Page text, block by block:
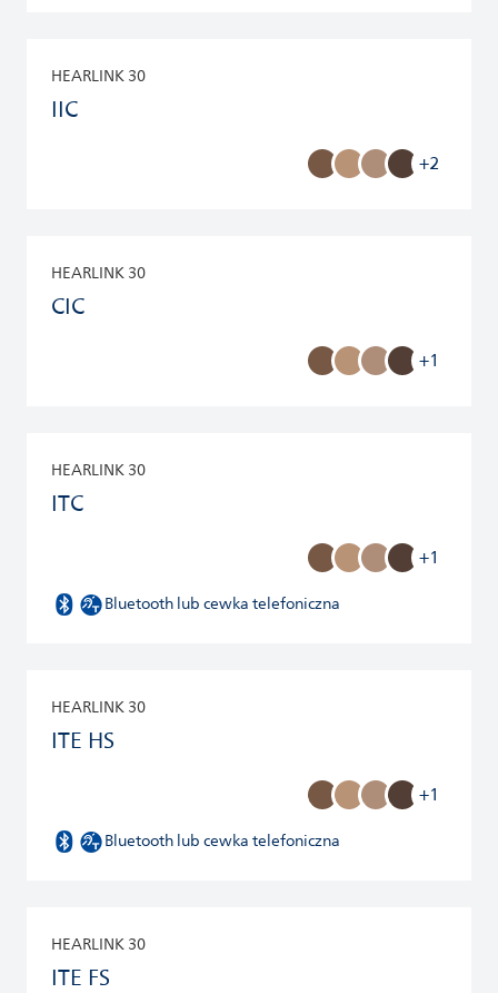
HEARLINK 30
IIC
+2
HEARLINK 30
CIC
+1
HEARLINK 30
ITC
+1
Bluetooth lub cewka telefoniczna
HEARLINK 30
ITE HS
+1
Bluetooth lub cewka telefoniczna
HEARLINK 30
ITE FS